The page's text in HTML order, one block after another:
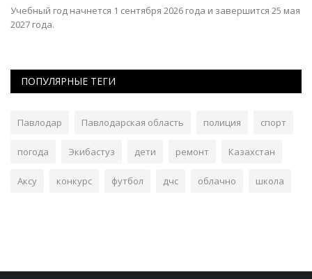
Учебный год начнется 1 сентября 2026 года и завершится 25 мая
2027 года.
ПОПУЛЯРНЫЕ ТЕГИ
Павлодар Павлодарская область полиция спорт
погода Экибастуз дети ремонт Казахстан
Аксу конкурс футбол дчс облачно школа